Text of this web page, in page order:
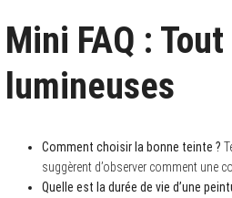
Mini FAQ :
lumineuses
Comment choisir la bonne teinte ?
suggèrent d’observer comment une
Quelle est la durée de vie d’une